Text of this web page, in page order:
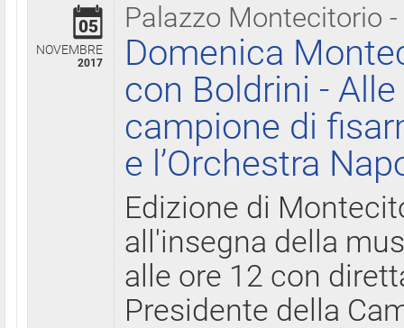
Palazzo Montecitorio
05
NOVEMBRE
2017
Domenica
con Boldrini -
campione di
e l’Orchestra
Edizione di
all'insegna della
alle ore 12 con
Presidente della